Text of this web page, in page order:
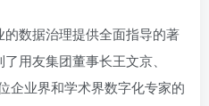
数据治理提供全面指导的著
用友集团董事长王文京、
企业界和学术界数字化专家的